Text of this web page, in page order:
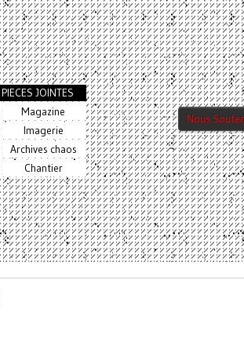
PIECES JOINTES
Magazine
Imagerie
Archives chaos
Chantier
Nous